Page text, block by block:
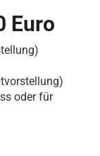
Euro
oder für